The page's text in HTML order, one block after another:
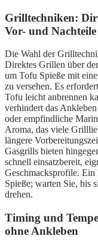
Grilltechniken:
Vor- und Nachteile
Die Wahl der
Direktes Grillen über
um Tofu Spieße mit
zu versehen. Es
Tofu leicht anbrennen
verhindert das
oder empfindliche
Aroma, das viele
längere
Gasgrills bieten
schnell einsatzbereit,
Geschmacksprofile. Ein
Spieße; warten Sie, bis
drehen.
Timing und
ohne Ankleben